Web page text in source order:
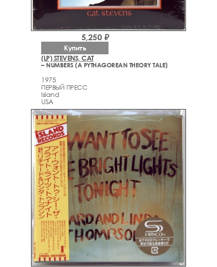
(LP) STEVENS, CAT
– NUMBERS (A PYTHAGOREAN THEORY TALE)
1975
ПЕРВЫЙ ПРЕСС
Island
USA
5,250 ₽
Купить